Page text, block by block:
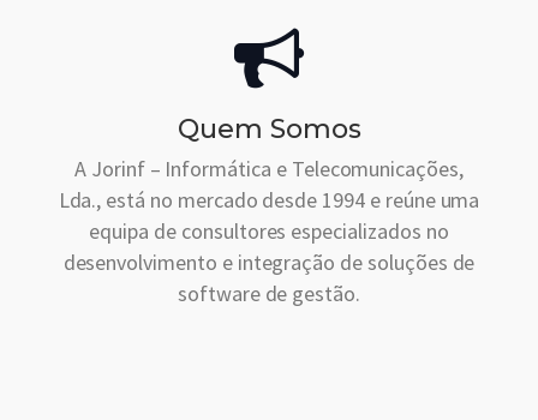
Quem Somos
A Jorinf – Informática e Telecomunicações,
Lda., está no mercado desde 1994 e reúne uma
equipa de consultores especializados no
desenvolvimento e integração de soluções de
software de gestão.